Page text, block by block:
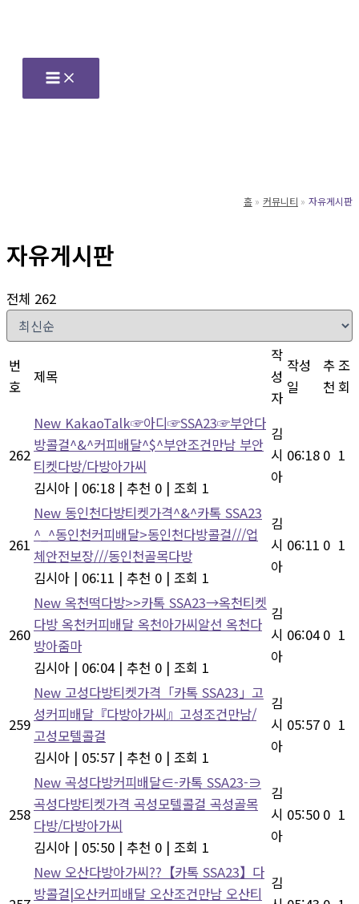
홈 커뮤니티 자유게시판
자유게시판
전체 262
번
호
제목
작
성
자
작성
일
추
천
조
회
262
New KakaoTalk☞아디☞SSA23☞부안다
방콜걸^&^커피배달^$^부안조건만남 부안
티켓다방/다방아가씨
김시아 | 06:18 | 추천 0 | 조회 1
김
시
아
06:18 0 1
261
New 동인천다방티켓가격^&^카톡 SSA23
^_^동인천커피배달>동인천다방콜걸///업
체안전보장///동인천골목다방
김시아 | 06:11 | 추천 0 | 조회 1
김
시
아
06:11 0 1
260
New 옥천떡다방>>카톡 SSA23→옥천티켓
다방 옥천커피배달 옥천아가씨알선 옥천다
방아줌마
김시아 | 06:04 | 추천 0 | 조회 1
김
시
아
06:04 0 1
259
New 고성다방티켓가격「카톡 SSA23」고
성커피배달『다방아가씨』고성조건만남/
고성모텔콜걸
김시아 | 05:57 | 추천 0 | 조회 1
김
시
아
05:57 0 1
258
New 곡성다방커피배달∈-카톡 SSA23-∋
곡성다방티켓가격 곡성모텔콜걸 곡성골목
다방/다방아가씨
김시아 | 05:50 | 추천 0 | 조회 1
김
시
아
05:50 0 1
New 오산다방아가씨??【카톡 SSA23】다
방콜걸|오산커피배달 오산조건만남 오산티
김